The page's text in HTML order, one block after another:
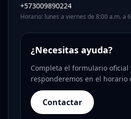
+573009890224
Horario: lunes a viernes de 8:00 a.m. a
¿Necesitas ayuda?
Completa el formulario oficial
responderemos en el horario
Contactar